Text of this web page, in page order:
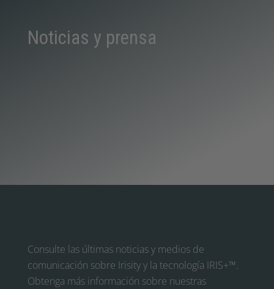
Noticias y prensa​
Consulte las últimas noticias y medios de
comunicación sobre Irisity y la tecnología IRIS+™.
Obtenga más información sobre nuestras